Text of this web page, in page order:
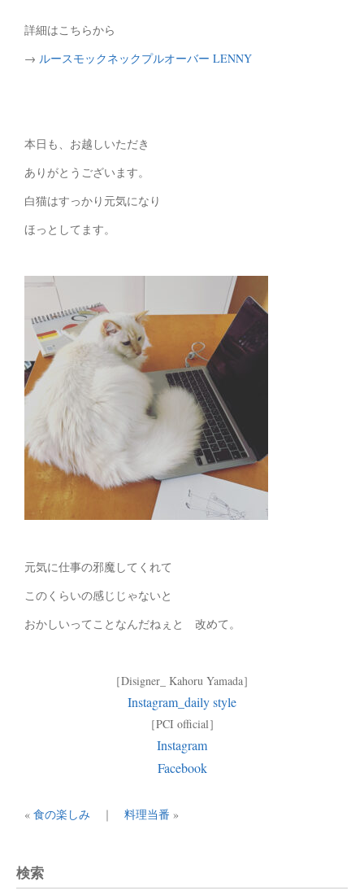
詳細はこちらから
→ ルースモックネックプルオーバー LENNY
本日も、お越しいただき
ありがとうございます。
白猫はすっかり元気になり
ほっとしてます。
元気に仕事の邪魔してくれて
このくらいの感じじゃないと
おかしいってことなんだねぇと 改めて。
［Disigner_ Kahoru Yamada］
Instagram_daily style
［PCI official］
Instagram
Facebook
« 食の楽しみ ｜ 料理当番 »
検索